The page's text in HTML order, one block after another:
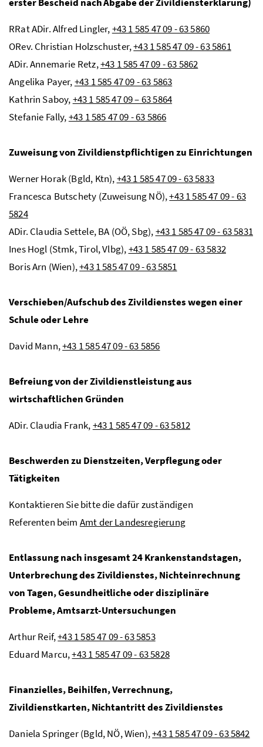
RRat ADir.Alfred Lingler,+43 1 585 47 09 - 63 5860
ORev. Christian Holzschuster,+43 1 585 47 09 - 63 5861
ADir.Annemarie Retz,+43 1 585 47 09 - 63 5862
Angelika Payer,+43 1 585 47 09 - 63 5863
Kathrin Saboy,+43 1 585 47 09 – 63 5864
Stefanie Fally,+43 1 585 47 09 - 63 5866
Zuweisung von Zivildienstpflichtigen zu Einrichtungen
Werner Horak (Bgld, Ktn),+43 1 585 47 09 - 63 5833
Francesca Butschety (ZuweisungNÖ),+43 1 585 47 09 - 63
5824
ADir. Claudia Settele, BA (OÖ,Sbg),+43 1 585 47 09 - 63 5831
Ines Hogl (Stmk, Tirol,Vlbg),+43 1 585 47 09 - 63 5832
Boris Arn (Wien),+43 1 585 47 09 - 63 5851
Verschieben/Aufschub des Zivildienstes wegen einer
Schule oder Lehre
David Mann,+43 1 585 47 09 - 63 5856
Befreiung von der Zivildienstleistung aus
wirtschaftlichen Gründen
ADir. Claudia Frank,+43 1 585 47 09 - 63 5812
Beschwerden zu Dienstzeiten, Verpflegung oder
Tätigkeiten
Kontaktieren Sie bitte die dafür zuständigen
Referenten beim Amt der Landesregierung
Entlassung nach insgesamt 24 Krankenstandstagen,
Unterbrechung des Zivildienstes, Nichteinrechnung
von Tagen, Gesundheitliche oder disziplinäre
Probleme, Amtsarzt-Untersuchungen
Arthur Reif,+43 1 585 47 09 - 63 5853
Eduard Marcu,+43 1 585 47 09 - 63 5828
Finanzielles, Beihilfen, Verrechnung,
Zivildienstkarten, Nichtantritt des Zivildienstes
Daniela Springer (Bgld,NÖ,Wien),+43 1 585 47 09 - 63 5842